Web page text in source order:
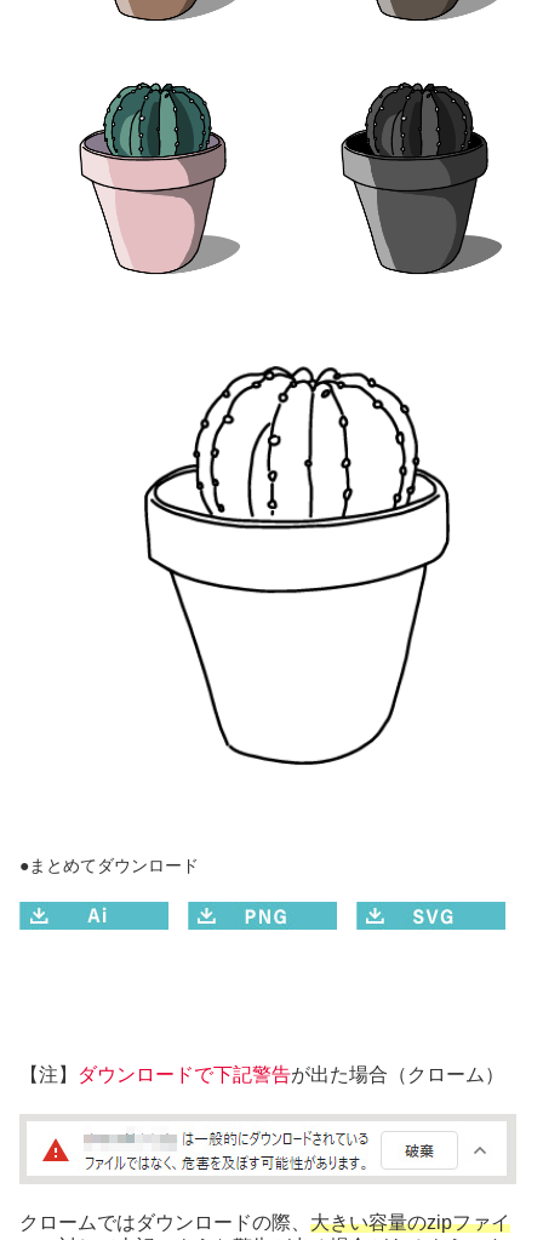
●まとめてダウンロード
【注】 ダウンロードで下記警告が出た場合（クローム）
クロームではダウンロードの際、 大きい容量のzipファイ